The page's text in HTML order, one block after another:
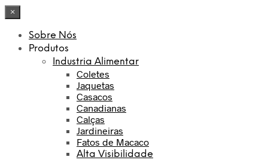
×
Sobre Nós
Produtos
Industria Alimentar
Coletes
Jaquetas
Casacos
Canadianas
Calças
Jardineiras
Fatos de Macaco
Alta Visibilidade